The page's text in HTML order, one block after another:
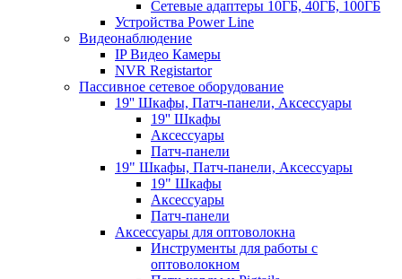
Сетевые адаптеры 10ГБ, 40ГБ, 100ГБ
Устройства Power Line
Видеонаблюдение
IP Видео Камеры
NVR Registartor
Пассивное сетевое оборудование
19'' Шкафы, Патч-панели, Аксессуары
19'' Шкафы
Аксессуары
Патч-панели
19" Шкафы, Патч-панели, Аксессуары
19" Шкафы
Аксессуары
Патч-панели
Аксессуары для оптоволокна
Инструменты для работы с
оптоволокном